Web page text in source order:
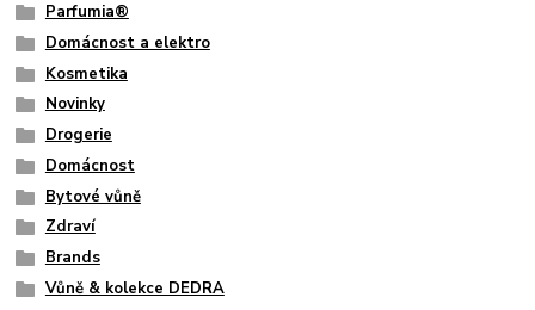
Parfumia®
Domácnost a elektro
Kosmetika
Novinky
Drogerie
Domácnost
Bytové vůně
Zdraví
Brands
Vůně & kolekce DEDRA